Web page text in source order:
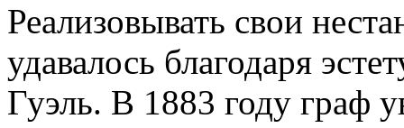
Реализовывать свои
удавалось благодаря
Гуэль. В 1883 году граф